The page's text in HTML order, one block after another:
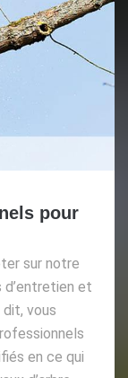
pour
sur notre
d’entretien et
dit, vous
en ce qui